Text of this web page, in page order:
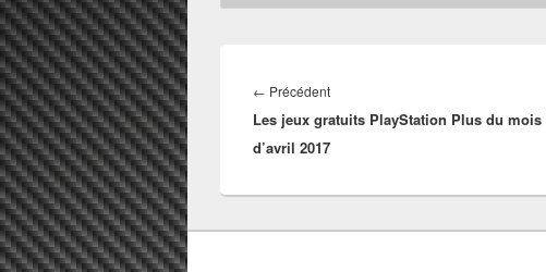
de
l’article
← PrécédentArticle
précédent :
Les jeux gratuits PlayStation Plus du mois
d’avril 2017